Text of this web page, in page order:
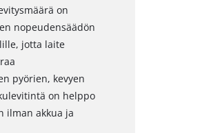
on
nopeudensäädön
jotta laite
pyörien, kevyen
on helppo
ilman akkua ja